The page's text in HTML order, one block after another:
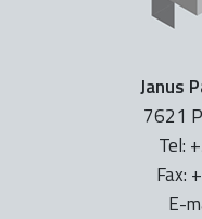
Janus
7621
Tel:
Fax:
E-